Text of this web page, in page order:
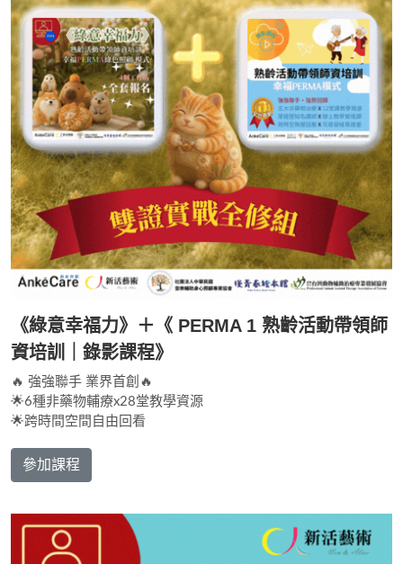
《綠意幸福力》＋《 PERMA 1 熟齡活動帶領師
資培訓｜錄影課程》
🔥 強強聯手 業界首創🔥
🌟6種非藥物輔療x28堂教學資源
🌟跨時間空間自由回看
參加課程